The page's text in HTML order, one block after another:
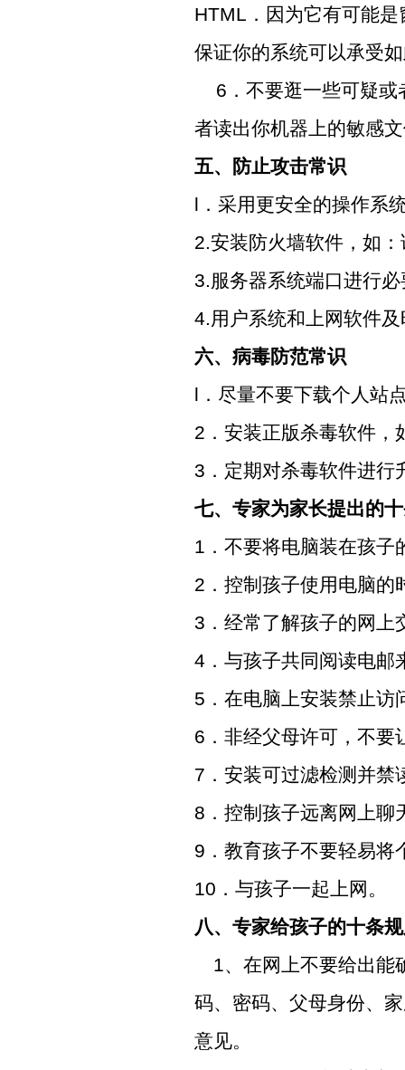
HTML ．因为它有可能
保证你的系统可以承受
6 ．不要逛一些可疑
者读出你机器上的敏感
五、防止攻击常识
l ．采用更安全的操作系
2.安装防火墙软件，如
3.服务器系统端口进行
4.用户系统和上网软件
六、病毒防范常识
l ．尽量不要下载个人站
2 ．安装正版杀毒软件
3 ．定期对杀毒软件进
七、专家为家长提出的
1 ．不要将电脑装在孩
2 ．控制孩子使用电脑的
3 ．经常了解孩子的网上
4 ．与孩子共同阅读电
5 ．在电脑上安装禁止
6 ．非经父母许可，不
7 ．安装可过滤检测并禁
8 ．控制孩子远离网上聊
9 ．教育孩子不要轻易
10 ．与孩子一起上网。
八、专家给孩子的十条
1、在网上不要给出能
码、密码、父母身份、
意见。